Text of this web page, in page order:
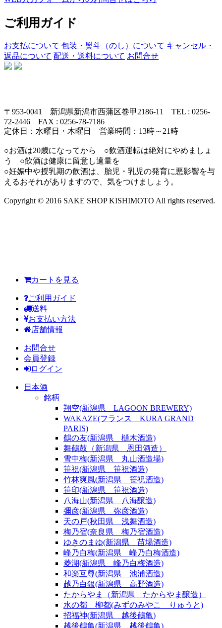
ご利用ガイド
お支払について 包装・熨斗（のし）について キャンセル・
返品について 配送・送料について お問合せ
〒953-0041 新潟県新潟市西蒲区巻甲2186-11 TEL : 0256-
72-2446 FAX : 0256-78-7186
定休日：水曜日・木曜日 営業時間：13時～21時
○お酒は20歳になってから ○飲酒運転は絶対にやめましょ
う ○飲酒は健康に留意し適量を
○妊娠中や授乳期の飲酒は、胎児・乳児の発育に悪影響を与
えるおそれがありますので、気をつけましょう。
Copyright © 2016 SAKE SHOP KISHIMOTO All rights reserved.
カートを見る
ご利用ガイド
送料
お支払い方法
店舗情報
お問合せ
会員登録
ログイン
日本酒
銘柄
翔空(新潟県 LAGOON BREWERY)
WAKAZE(フランス KURA GRAND
PARIS)
鶴の友(新潟県 樋木酒造)
舞鶴鼓（新潟県 恩田酒造）
雪中梅(新潟県 丸山酒造場)
笹祝(新潟県 笹祝酒造)
竹林爽風(新潟県 笹祝酒造)
笹印(新潟県 笹祝酒造)
八海山(新潟県 八海醸造)
彌彦(新潟県 弥彦酒造)
天の戸(秋田県 浅舞酒造)
梅乃宿(奈良県 梅乃宿酒造)
ゆきのまゆ(新潟県 苗場酒造)
峰乃白梅(新潟県 峰乃白梅酒造)
菱湖(新潟県 峰乃白梅酒造)
和楽互尊(新潟県 池浦酒造)
越乃白銀(新潟県 高野酒造)
たからやま（新潟県 たからやま醸造）
水の都 柳都(みずのみやこ りゅうと)
招福神(新潟県 越後鶴亀)
越後鶴亀(新潟県 越後鶴亀)